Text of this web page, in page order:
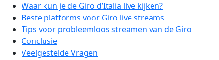
Waar kun je de Giro d’Italia live kijken?
Beste platforms voor Giro live streams
Tips voor probleemloos streamen van de Giro
Conclusie
Veelgestelde Vragen